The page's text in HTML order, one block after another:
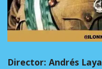
Director: Andrés Laya